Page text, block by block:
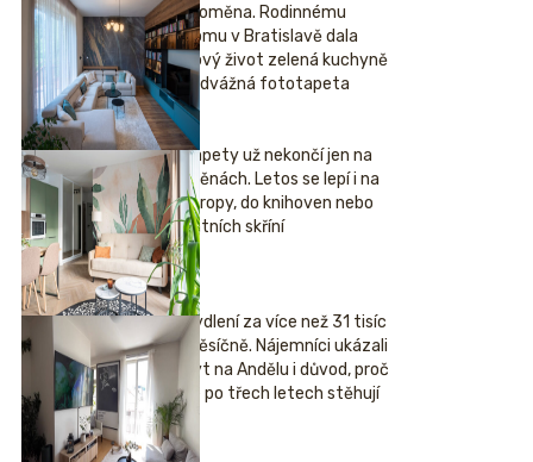
proměna. Rodinnému
domu v Bratislavě dala
nový život zelená kuchyně
i odvážná fototapeta
Tapety už nekončí jen na
stěnách. Letos se lepí i na
stropy, do knihoven nebo
šatních skříní
Bydlení za více než 31 tisíc
měsíčně. Nájemníci ukázali
byt na Andělu i důvod, proč
se po třech letech stěhují